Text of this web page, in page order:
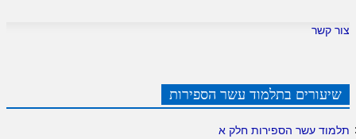
צור קשר
שיעורים בתלמוד עשר הספירות
תלמוד עשר הספירות חלק א